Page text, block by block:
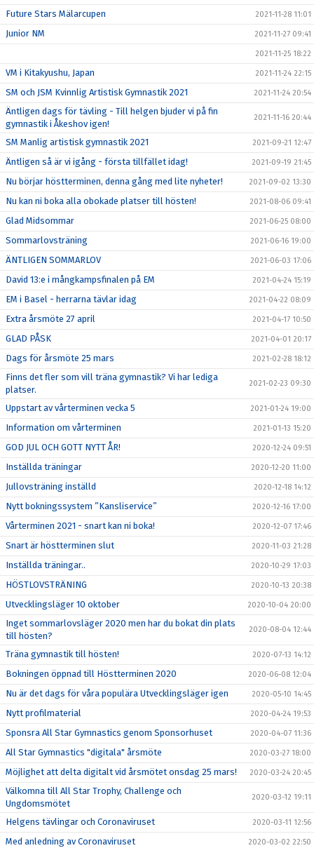
Future Stars Mälarcupen 2021-11-28 11:01
Junior NM 2021-11-27 09:41
2021-11-25 18:22
VM i Kitakyushu, Japan 2021-11-24 22:15
SM och JSM Kvinnlig Artistisk Gymnastik 2021 2021-11-24 20:54
Äntligen dags för tävling - Till helgen bjuder vi på fin
gymnastik i Åkeshov igen!
2021-11-16 20:44
SM Manlig artistisk gymnastik 2021 2021-09-21 12:47
Äntligen så är vi igång - första tillfället idag! 2021-09-19 21:45
Nu börjar höstterminen, denna gång med lite nyheter! 2021-09-02 13:30
Nu kan ni boka alla obokade platser till hösten! 2021-08-06 09:41
Glad Midsommar 2021-06-25 08:00
Sommarlovsträning 2021-06-16 19:00
ÄNTLIGEN SOMMARLOV 2021-06-03 17:06
David 13:e i mångkampsfinalen på EM 2021-04-24 15:19
EM i Basel - herrarna tävlar idag 2021-04-22 08:09
Extra årsmöte 27 april 2021-04-17 10:50
GLAD PÅSK 2021-04-01 20:17
Dags för årsmöte 25 mars 2021-02-28 18:12
Finns det fler som vill träna gymnastik? Vi har lediga
platser.
2021-02-23 09:30
Uppstart av vårterminen vecka 5 2021-01-24 19:00
Information om vårterminen 2021-01-13 15:20
GOD JUL OCH GOTT NYTT ÅR! 2020-12-24 09:51
Inställda träningar 2020-12-20 11:00
Jullovsträning inställd 2020-12-18 14:12
Nytt bokningssystem ”Kansliservice” 2020-12-16 17:00
Vårterminen 2021 - snart kan ni boka! 2020-12-07 17:46
Snart är höstterminen slut 2020-11-03 21:28
Inställda träningar.. 2020-10-29 17:03
HÖSTLOVSTRÄNING 2020-10-13 20:38
Utvecklingsläger 10 oktober 2020-10-04 20:00
Inget sommarlovsläger 2020 men har du bokat din plats
till hösten?
2020-08-04 12:44
Träna gymnastik till hösten! 2020-07-13 14:12
Bokningen öppnad till Höstterminen 2020 2020-06-08 12:04
Nu är det dags för våra populära Utvecklingsläger igen 2020-05-10 14:45
Nytt profilmaterial 2020-04-24 19:53
Sponsra All Star Gymnastics genom Sponsorhuset 2020-04-07 11:36
All Star Gymnastics "digitala" årsmöte 2020-03-27 18:00
Möjlighet att delta digitalt vid årsmötet onsdag 25 mars! 2020-03-24 20:45
Välkomna till All Star Trophy, Challenge och
Ungdomsmötet
2020-03-12 19:11
Helgens tävlingar och Coronaviruset 2020-03-11 12:56
Med anledning av Coronaviruset 2020-03-02 22:50